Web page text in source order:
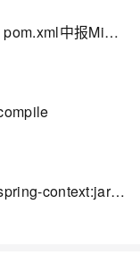
linux中用eclipse 新建maven project，pom.xml中报Missing artifact jdk.tools:jdk.tools:jar:1.7
Missing artifact org.springframework:spring-context:jar:3.1.1.RELEASE:compile